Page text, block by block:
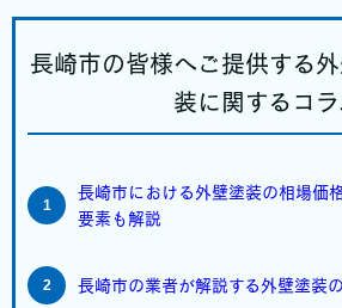
長崎市の皆様へご提供する
装に関するコラ
長崎市における外壁塗装の相場価
要素も解説
長崎市の業者が解説する外壁塗装